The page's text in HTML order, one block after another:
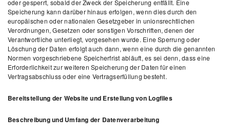
oder gesperrt, sobald der Zweck der Speicherung entfällt. Eine
Speicherung kann darüber hinaus erfolgen, wenn dies durch den
europäischen oder nationalen Gesetzgeber in unionsrechtlichen
Verordnungen, Gesetzen oder sonstigen Vorschriften, denen der
Verantwortliche unterliegt, vorgesehen wurde. Eine Sperrung oder
Löschung der Daten erfolgt auch dann, wenn eine durch die genannten
Normen vorgeschriebene Speicherfrist abläuft, es sei denn, dass eine
Erforderlichkeit zur weiteren Speicherung der Daten für einen
Vertragsabschluss oder eine Vertragserfüllung besteht.
Bereitstellung der Website und Erstellung von Logfiles
Beschreibung und Umfang der Datenverarbeitung